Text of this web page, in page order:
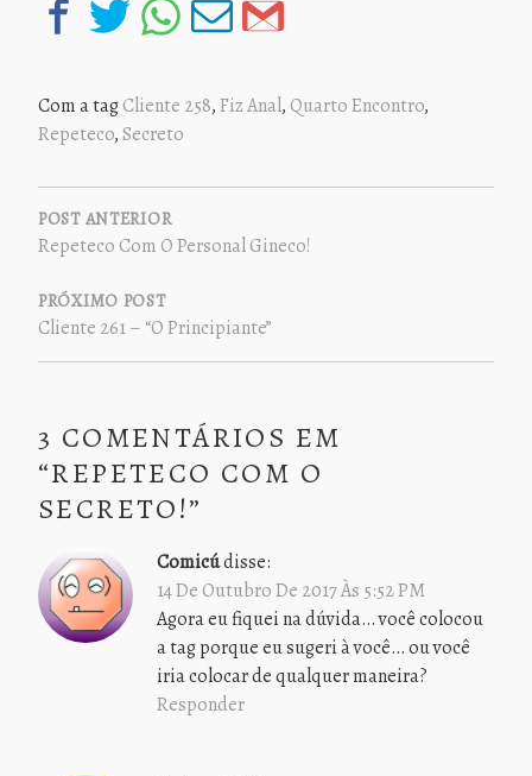
Com a tagCliente 258,Fiz Anal, Quarto Encontro,
Repeteco,Secreto
NAVEGAÇÃO
DE
POST
POST ANTERIOR
Repeteco Com O Personal Gineco!
PRÓXIMO POST
Cliente 261 – “O Principiante”
3 COMENTÁRIOS EM
“REPETECO COM O
SECRETO!”
Comicúdisse:
14 De Outubro De 2017 Às 5:52 PM
Agora eu fiquei na dúvida… você colocou
a tag porque eu sugeri à você… ou você
iria colocar de qualquer maneira?
Responder